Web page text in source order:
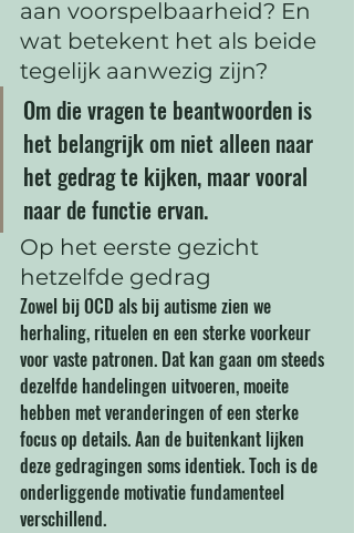
aan voorspelbaarheid? En
wat betekent het als beide
tegelijk aanwezig zijn?
Om die vragen te beantwoorden is
het belangrijk om niet alleen naar
het gedrag te kijken, maar vooral
naar de functie ervan.
Op het eerste gezicht
hetzelfde gedrag
Zowel bij OCD als bij autisme zien we
herhaling, rituelen en een sterke voorkeur
voor vaste patronen. Dat kan gaan om steeds
dezelfde handelingen uitvoeren, moeite
hebben met veranderingen of een sterke
focus op details. Aan de buitenkant lijken
deze gedragingen soms identiek. Toch is de
onderliggende motivatie fundamenteel
verschillend.